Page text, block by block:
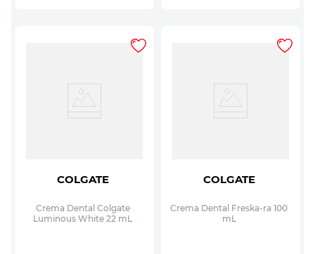
COLGATE
Crema Dental Colgate
Luminous White 22 mL
COLGATE
Crema Dental Freska-ra 100
mL